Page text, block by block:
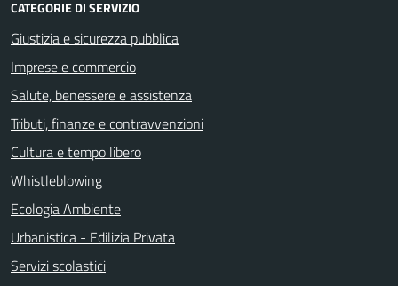
CATEGORIE DI SERVIZIO
Giustizia e sicurezza pubblica
Imprese e commercio
Salute, benessere e assistenza
Tributi, finanze e contravvenzioni
Cultura e tempo libero
Whistleblowing
Ecologia Ambiente
Urbanistica - Edilizia Privata
Servizi scolastici